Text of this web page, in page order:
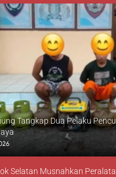
Tangkap Dua Pelaku
Selatan Musnahkan